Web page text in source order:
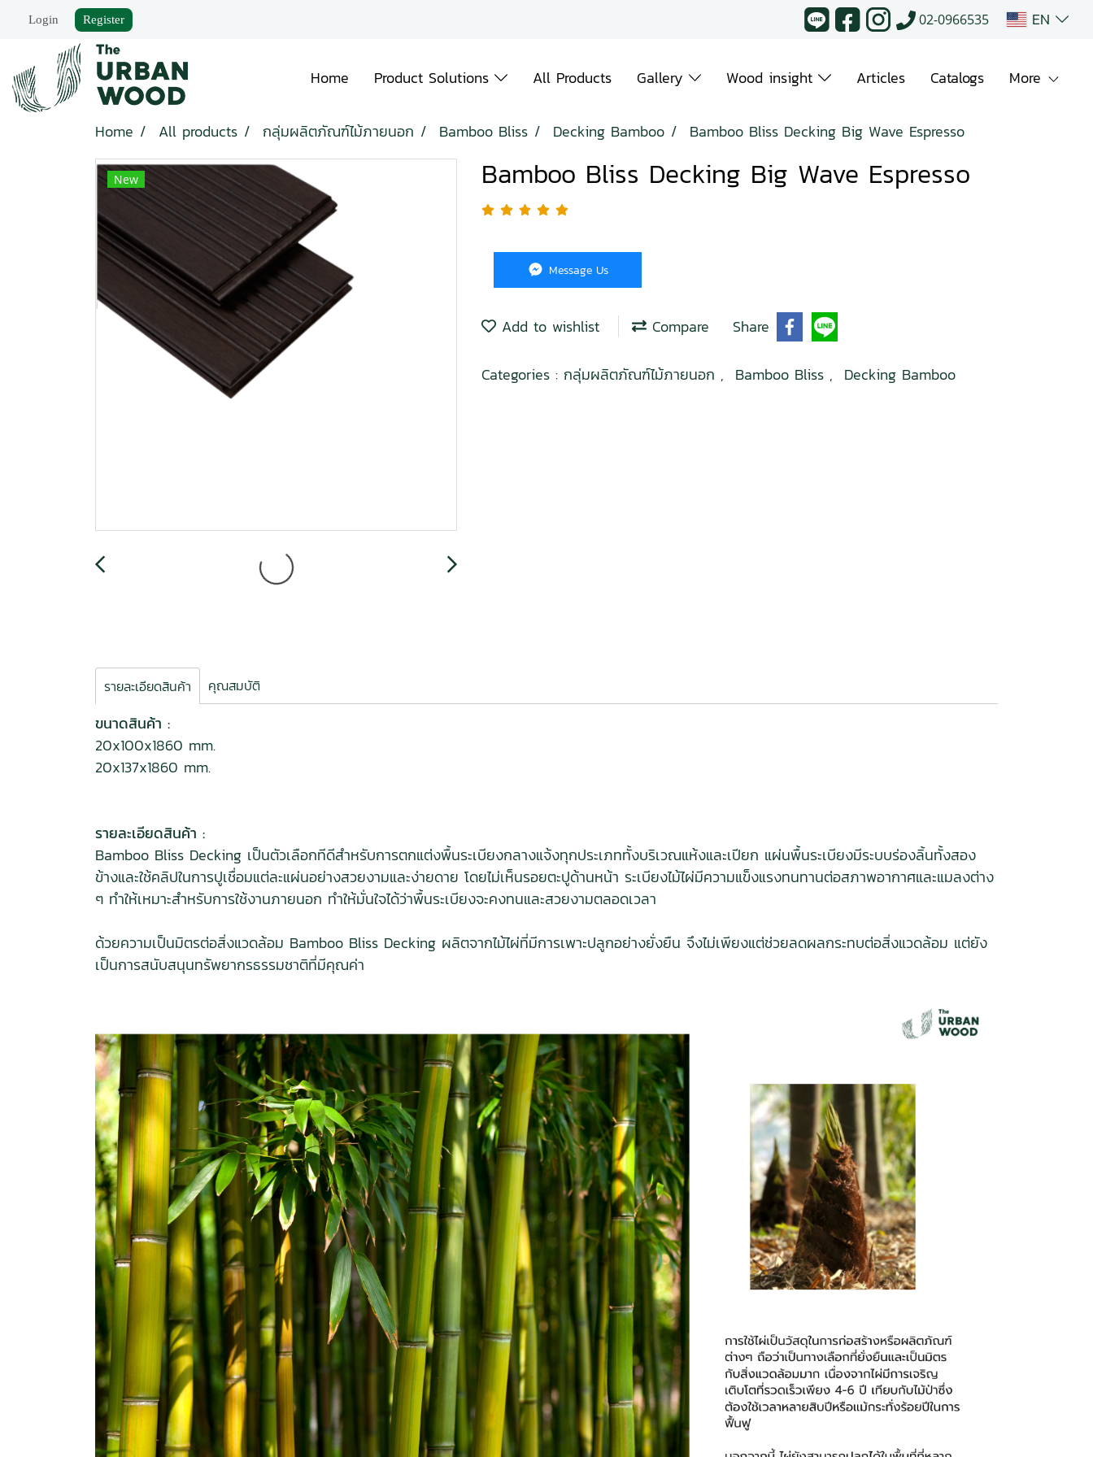
Login Register 02-0966535 EN
Home Product Solutions All Products Gallery Wood insight Articles Catalogs More
Home All products กลุ่มผลิตภัณฑ์ไม้ภายนอก Bamboo Bliss Decking Bamboo Bamboo Bliss Decking Big Wave Espresso
New Bamboo Bliss Decking Big Wave Espresso
Message Us
Add to wishlist Compare Share
Categories : กลุ่มผลิตภัณฑ์ไม้ภายนอก , Bamboo Bliss , Decking Bamboo
รายละเอียดสินค้า คุณสมบัติ
ขนาดสินค้า :
20x100x1860 mm.
20x137x1860 mm.
รายละเอียดสินค้า :
Bamboo Bliss Decking เป็นตัวเลือกทีดีสำหรับการตกแต่งพื้นระเบียงกลางแจ้งทุกประเภททั้งบริเวณแห้งและเปียก แผ่นพื้นระเบียงมีระบบร่องลิ้นทั้งสอง
ข้างและใช้คลิปในการปูเชื่อมแต่ละแผ่นอย่างสวยงามและง่ายดาย โดยไม่เห็นรอยตะปูด้านหน้า ระเบียงไม้ไผ่มีความแข็งแรงทนทานต่อสภาพอากาศและแมลงต่าง
ๆ ทำให้เหมาะสำหรับการใช้งานภายนอก ทำให้มั่นใจได้ว่าพื้นระเบียงจะคงทนและสวยงามตลอดเวลา
ด้วยความเป็นมิตรต่อสิ่งแวดล้อม Bamboo Bliss Decking ผลิตจากไม้ไผ่ที่มีการเพาะปลูกอย่างยั่งยืน จึงไม่เพียงแต่ช่วยลดผลกระทบต่อสิ่งแวดล้อม แต่ยัง
เป็นการสนับสนุนทรัพยากรธรรมชาติที่มีคุณค่า